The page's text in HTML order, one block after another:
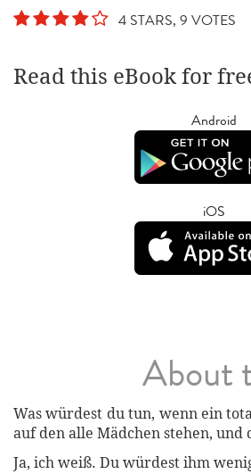
4 STARS, 9 VOTES
Read this eBook for
Android
iOS
About
Was würdest du tun, wenn ein
auf den alle Mädchen stehen,
Ja, ich weiß. Du würdest ihm